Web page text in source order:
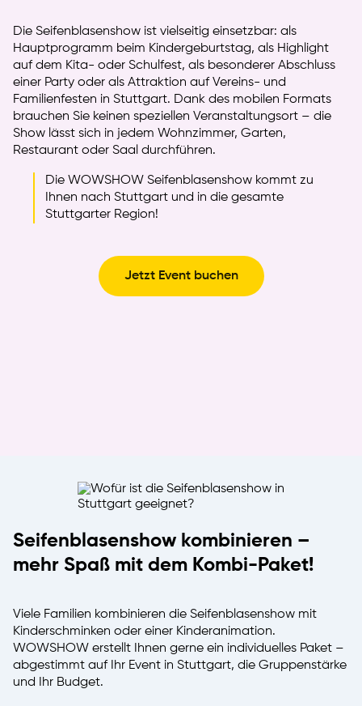
Die Seifenblasenshow ist vielseitig einsetzbar: als
Hauptprogramm beim Kindergeburtstag, als Highlight
auf dem Kita- oder Schulfest, als besonderer Abschluss
einer Party oder als Attraktion auf Vereins- und
Familienfesten in Stuttgart. Dank des mobilen Formats
brauchen Sie keinen speziellen Veranstaltungsort – die
Show lässt sich in jedem Wohnzimmer, Garten,
Restaurant oder Saal durchführen.
Die WOWSHOW Seifenblasenshow kommt zu
Ihnen nach Stuttgart und in die gesamte
Stuttgarter Region!
Jetzt Event buchen
Seifenblasenshow kombinieren –
mehr Spaß mit dem Kombi-Paket!
Viele Familien kombinieren die Seifenblasenshow mit
Kinderschminken oder einer Kinderanimation.
WOWSHOW erstellt Ihnen gerne ein individuelles Paket –
abgestimmt auf Ihr Event in Stuttgart, die Gruppenstärke
und Ihr Budget.